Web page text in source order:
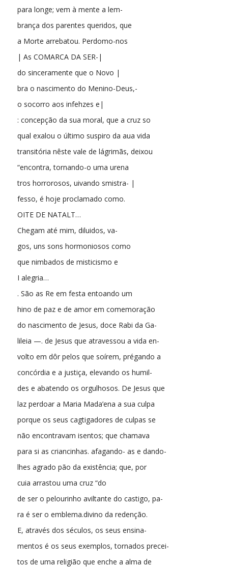
para longe; vem à mente a lem-
brança dos parentes queridos, que
a Morte arrebatou. Perdomo-nos
| As COMARCA DA SER-|
do sinceramente que o Novo |
bra o nascimento do Menino-Deus,-
o socorro aos infehzes e|
: concepção da sua moral, que a cruz so
qual exalou o último suspiro da aua vida
transitória nêste vale de lágrimãs, deixou
“encontra, tornando-o uma urena
tros horrorosos, uivando smistra- |
fesso, é hoje proclamado como.
OITE DE NATALT…
Chegam até mim, diluidos, va-
gos, uns sons hormoniosos como
que nimbados de misticismo e
I alegria…
. São as Re em festa entoando um
hino de paz e de amor em comemoração
do nascimento de Jesus, doce Rabi da Ga-
lileia —. de Jesus que atravessou a vida en-
volto em dôr pelos que soírem, prégando a
concórdia e a justiça, elevando os humil-
des e abatendo os orgulhosos. De Jesus que
laz perdoar a Maria Mada’ena a sua culpa
porque os seus cagtigadores de culpas se
não encontravam isentos; que chamava
para si as criancinhas. afagando- as e dando-
lhes agrado pão da existência; que, por
cuia arrastou uma cruz “do
de ser o pelourinho aviltante do castigo, pa-
ra é ser o emblema.divino da redenção.
E, através dos séculos, os seus ensina-
mentos é os seus exemplos, tornados precei-
tos de uma religião que enche a alma de